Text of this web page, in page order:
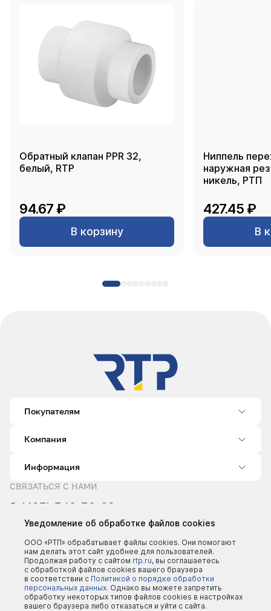
Обратный клапан PPR 32,
белый, RTP
94.67 ₽
В корзину
Ниппель
наружная
никель, РТП
427.45 ₽
В
Покупателям
Компания
Информация
СВЯЗАТЬСЯ С НАМИ
8 (495) 540-52-62
sale@rtp.ru
Пн–Пт: 9:00–18:00
Уведомление об обработке файлов cookies
ООО «РТП» обрабатывает файлы cookies. Они помогают
нам делать этот сайт удобнее для пользователей.
Продолжая работу с сайтом rtp.ru, вы соглашаетесь
с обработкой файлов cookies вашего браузера
в соответствии с Политикой о порядке обработки
персональных данных. Однако вы можете запретить
обработку некоторых типов файлов cookies в настройках
вашего браузера либо отказаться и уйти с сайта.